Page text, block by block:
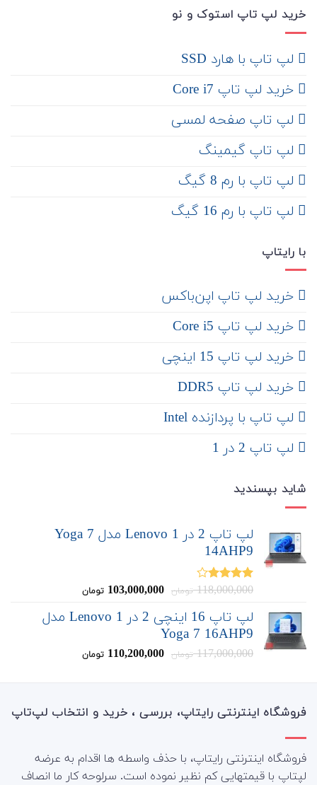
خرید لپ تاپ استوک و نو
لپ تاپ با هارد SSD
خرید لپ تاپ Core i7
لپ تاپ صفحه لمسی
لپ تاپ گیمینگ
لپ تاپ با رم 8 گیگ
لپ تاپ با رم 16 گیگ
با رایتاپ
‌ خرید لپ تاپ اپن‌باکس
خرید لپ تاپ Core i5
‌‌ خرید لپ تاپ 15 اینچی
خرید لپ تاپ DDR5
لپ تاپ با پردازنده Intel
لپ تاپ 2 در 1
شاید بپسندید
لپ تاپ 2 در 1 Lenovo مدل Yoga 7
14AHP9
نمره
118,000,000 تومان
قیمت
118,000,000
تومان
بود.
103,000,000 تومانقیمت
103,000,000
لپ تاپ 16 اینچی 2 در 1 Lenovo مدل
Yoga 7 16AHP9
117,000,000 تومان
قیمت
بود.
110,200,000 تومانقیمت
فروشگاه اینترنتی رایتاپ، بررسی ، خرید و انتخاب لپ‌تاپ
فروشگاه اینترنتی رایتاپ، با حذف واسطه ها اقدام به عرضه
لپتاپ با قیمتهایی کم نظیر نموده است. سرلوحه کار ما انصاف